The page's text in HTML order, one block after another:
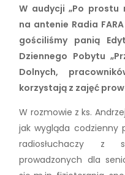
W audycji „Po prostu
na antenie Radia
gościliśmy panią
Dziennego Pobytu
Dolnych,
korzystają z zajęć
W rozmowie z ks.
jak wygląda codzienny
radiosłuchaczy z
prowadzonych dla